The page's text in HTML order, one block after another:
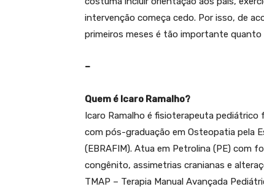
intervenção começa cedo. Por isso, de
primeiros meses é tão importante
–
Quem é Icaro Ramalho?
Icaro Ramalho é fisioterapeuta pediátrico
com pós-graduação em Osteopatia pela
(EBRAFIM). Atua em Petrolina (PE) com
congênito, assimetrias cranianas e
TMAP – Terapia Manual Avançada